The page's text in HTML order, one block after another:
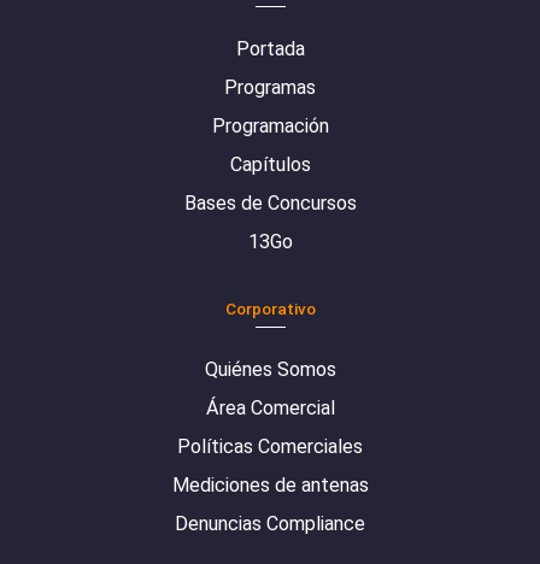
Portada
Programas
Programación
Capítulos
Bases de Concursos
13Go
Corporativo
Quiénes Somos
Área Comercial
Políticas Comerciales
Mediciones de antenas
Denuncias Compliance